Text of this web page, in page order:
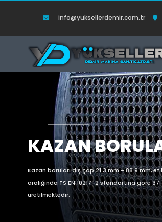
info@yuksellerdemir.com.tr
KAZAN
Kazan boruları dış çap 21.3 mm - 88.9 mm, et
aralığında TS EN 10217-2 standartına göre
üretilmektedir.